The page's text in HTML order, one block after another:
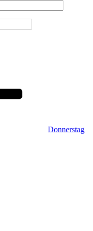
Donnerstag